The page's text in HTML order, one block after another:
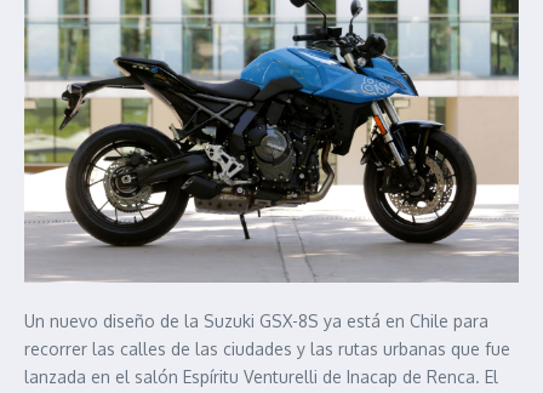
Un nuevo diseño de la Suzuki GSX-8S ya está en Chile para
recorrer las calles de las ciudades y las rutas urbanas que fue
lanzada en el salón Espíritu Venturelli de Inacap de Renca. El